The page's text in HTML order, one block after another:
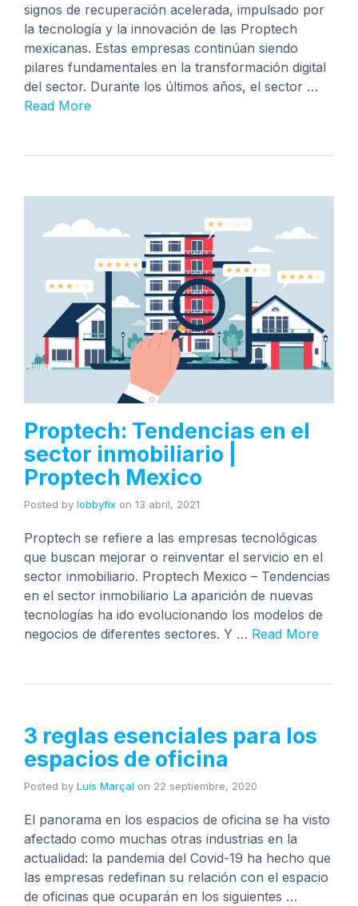
signos de recuperación acelerada, impulsado por
la tecnología y la innovación de las Proptech
mexicanas. Estas empresas continúan siendo
pilares fundamentales en la transformación digital
del sector. Durante los últimos años, el sector …
Read More
Proptech: Tendencias en el
sector inmobiliario |
Proptech Mexico
Posted by lobbyfix on 13 abril, 2021
Proptech se refiere a las empresas tecnológicas
que buscan mejorar o reinventar el servicio en el
sector inmobiliario. Proptech Mexico – Tendencias
en el sector inmobiliario La aparición de nuevas
tecnologías ha ido evolucionando los modelos de
negocios de diferentes sectores. Y … Read More
3 reglas esenciales para los
espacios de oficina
Posted by Luis Marçal on 22 septiembre, 2020
El panorama en los espacios de oficina se ha visto
afectado como muchas otras industrias en la
actualidad: la pandemia del Covid-19 ha hecho que
las empresas redefinan su relación con el espacio
de oficinas que ocuparán en los siguientes …